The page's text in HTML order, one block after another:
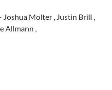
Joshua Molter , Justin Brill ,
Allmann ,